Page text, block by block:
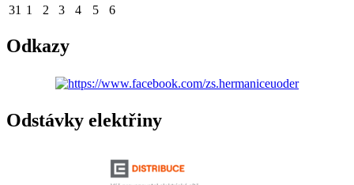
31 1 2 3 4 5 6
Odkazy
Odstávky elektřiny